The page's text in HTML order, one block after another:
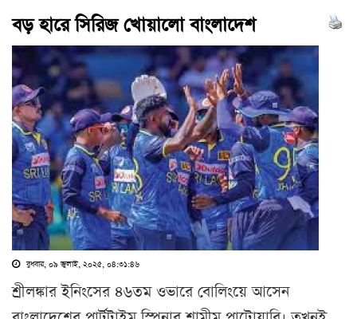
বড় হারে সিরিজ খোয়ালো বাংলাদেশ
বুধবার, ০৯ জুলাই, ২০২৫, ০৪:৩১:৪৬
শ্রীলঙ্কার ইনিংসের ৪৬তম ওভারে বোলিংয়ে আসেন